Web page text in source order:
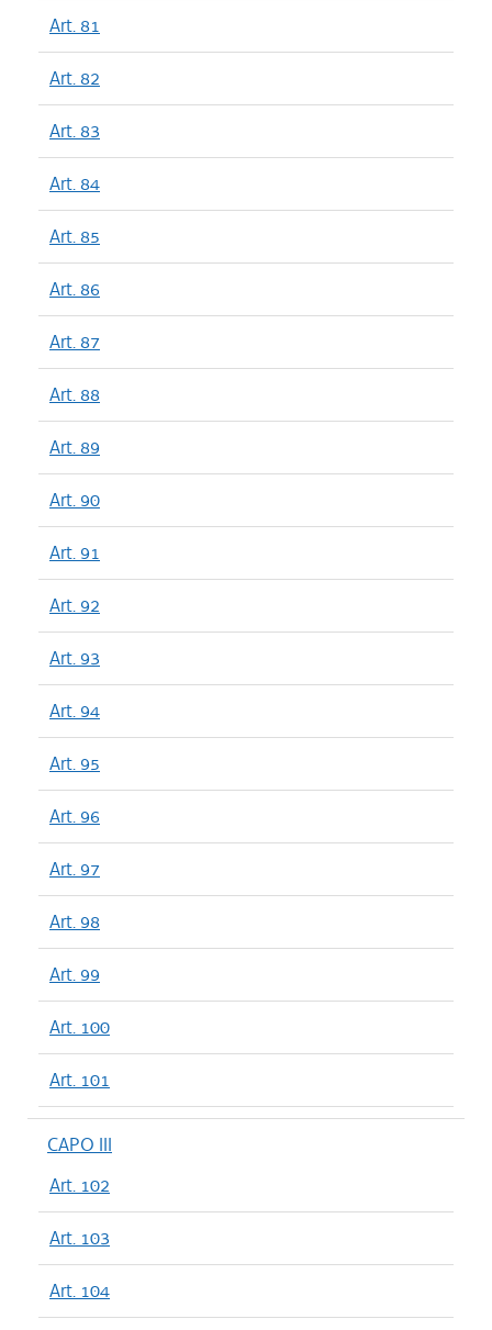
Art. 81
Art. 82
Art. 83
Art. 84
Art. 85
Art. 86
Art. 87
Art. 88
Art. 89
Art. 90
Art. 91
Art. 92
Art. 93
Art. 94
Art. 95
Art. 96
Art. 97
Art. 98
Art. 99
Art. 100
Art. 101
CAPO III
Art. 102
Art. 103
Art. 104